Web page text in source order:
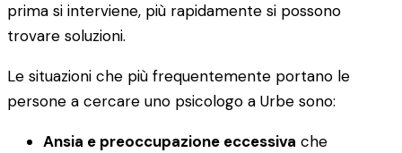
prima si interviene, più rapidamente si possono
trovare soluzioni.
Le situazioni che più frequentemente portano le
persone a cercare uno psicologo a Urbe sono:
Ansia e preoccupazione eccessiva che